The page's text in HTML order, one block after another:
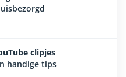
clipjes
handige tips